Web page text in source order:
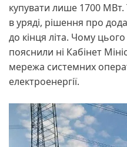
купувати лише 1700
в уряді, рішення про
до кінця літа. Чому
пояснили ні Кабінет
мережа системних
електроенергії.